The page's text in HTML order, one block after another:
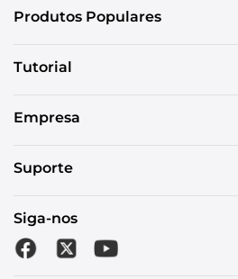
Produtos Populares
Tutorial
Empresa
Suporte
Siga-nos